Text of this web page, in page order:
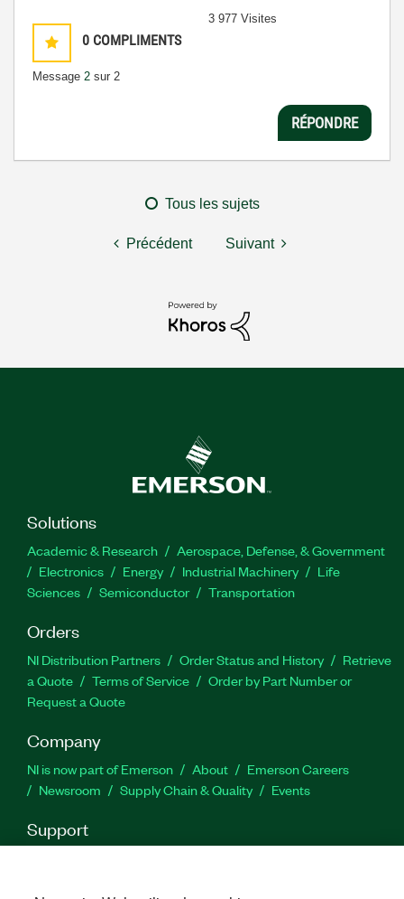
0 COMPLIMENTS
Message 2 sur 2
3 977 Visites
RÉPONDRE
Tous les sujets
Précédent Suivant
Solutions
Academic & Research
Aerospace, Defense, & Government
Electronics
Energy Industrial Machinery
Life
Sciences
Semiconductor Transportation
Orders
NI Distribution Partners Order Status and History
Retrieve
a Quote
Terms of Service
Order by Part Number or
Request a Quote
Company
NI is now part of Emerson About
Emerson Careers
Newsroom
Supply Chain & Quality Events
Support